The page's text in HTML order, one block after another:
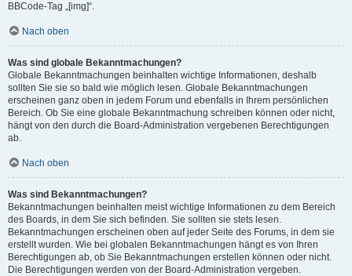
BBCode-Tag „[img]“.
Nach oben
Was sind globale Bekanntmachungen?
Globale Bekanntmachungen beinhalten wichtige Informationen, deshalb
sollten Sie sie so bald wie möglich lesen. Globale Bekanntmachungen
erscheinen ganz oben in jedem Forum und ebenfalls in Ihrem persönlichen
Bereich. Ob Sie eine globale Bekanntmachung schreiben können oder nicht,
hängt von den durch die Board-Administration vergebenen Berechtigungen
ab.
Nach oben
Was sind Bekanntmachungen?
Bekanntmachungen beinhalten meist wichtige Informationen zu dem Bereich
des Boards, in dem Sie sich befinden. Sie sollten sie stets lesen.
Bekanntmachungen erscheinen oben auf jeder Seite des Forums, in dem sie
erstellt wurden. Wie bei globalen Bekanntmachungen hängt es von Ihren
Berechtigungen ab, ob Sie Bekanntmachungen erstellen können oder nicht.
Die Berechtigungen werden von der Board-Administration vergeben.